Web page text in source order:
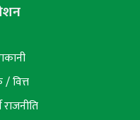
वित्त
राजनीति